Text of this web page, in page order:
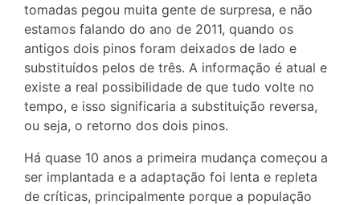
tomadas pegou muita gente de surpresa, e não
estamos falando do ano de 2011, quando os
antigos dois pinos foram deixados de lado e
substituídos pelos de três. A informação é atual e
existe a real possibilidade de que tudo volte no
tempo, e isso significaria a substituição reversa,
ou seja, o retorno dos dois pinos.
Há quase 10 anos a primeira mudança começou a
ser implantada e a adaptação foi lenta e repleta
de críticas, principalmente porque a população